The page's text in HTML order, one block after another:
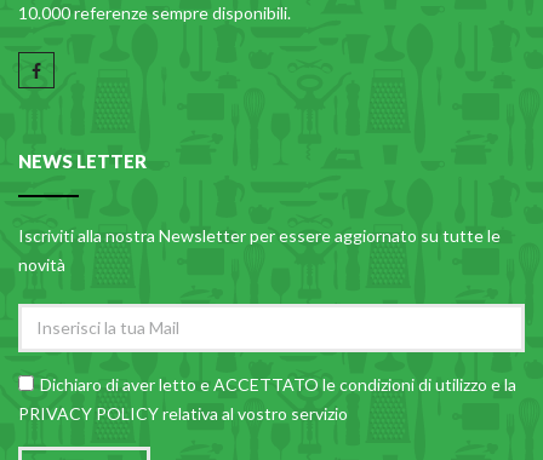
10.000 referenze sempre disponibili.
NEWS LETTER
Iscriviti alla nostra Newsletter per essere aggiornato su tutte le
novità
Dichiaro di aver letto e ACCETTATO lecondizioni di utilizzo e la
PRIVACY POLICY relativa al vostro servizio